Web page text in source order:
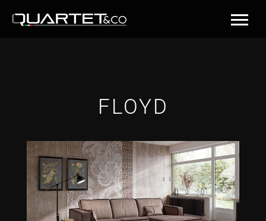
FLOYD